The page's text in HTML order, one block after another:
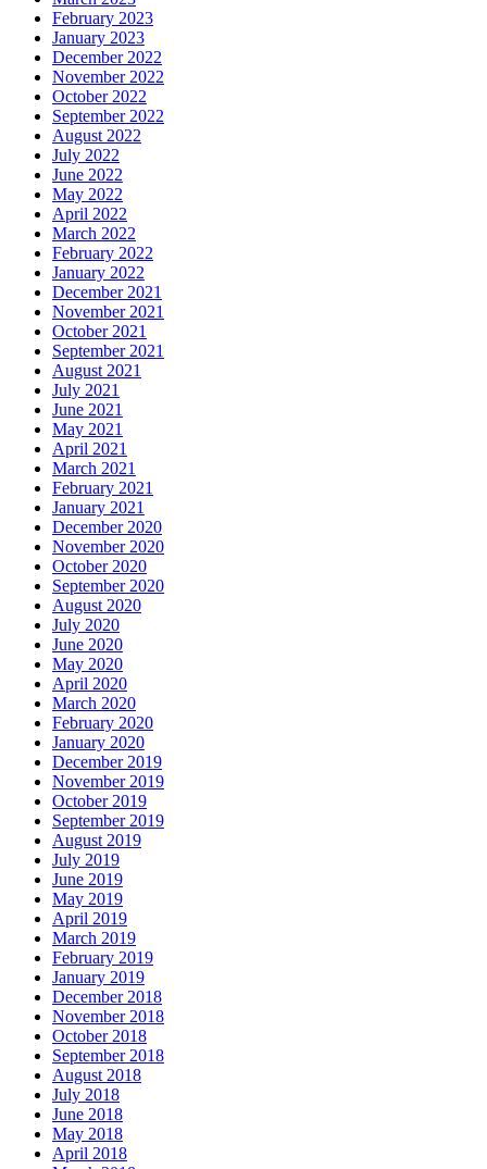
February 2023
January 2023
December 2022
November 2022
October 2022
September 2022
August 2022
July 2022
June 2022
May 2022
April 2022
March 2022
February 2022
January 2022
December 2021
November 2021
October 2021
September 2021
August 2021
July 2021
June 2021
May 2021
April 2021
March 2021
February 2021
January 2021
December 2020
November 2020
October 2020
September 2020
August 2020
July 2020
June 2020
May 2020
April 2020
March 2020
February 2020
January 2020
December 2019
November 2019
October 2019
September 2019
August 2019
July 2019
June 2019
May 2019
April 2019
March 2019
February 2019
January 2019
December 2018
November 2018
October 2018
September 2018
August 2018
July 2018
June 2018
May 2018
April 2018